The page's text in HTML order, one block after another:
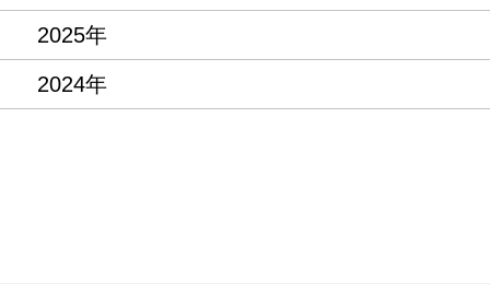
2025年
2024年